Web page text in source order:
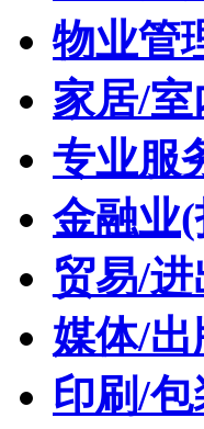
物业管
家居/
专业服
金融业
贸易/进
媒体/
印刷/